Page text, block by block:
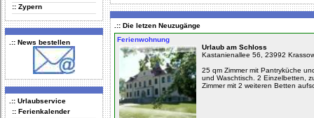
:: Zypern
.:: News bestellen
.:: Urlaubservice
:: Ferienkalender
.:: Die letzen Neuzugänge
Ferienwohnung
Urlaub am Schloss
Kastanienallee 56, 23992
25 qm Zimmer mit Pantryküche
und Waschtisch. 2 Einzelbetten,
Zimmer mit 2 weiteren Betten